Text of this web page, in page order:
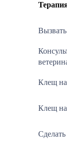
Клещ на
Клещ